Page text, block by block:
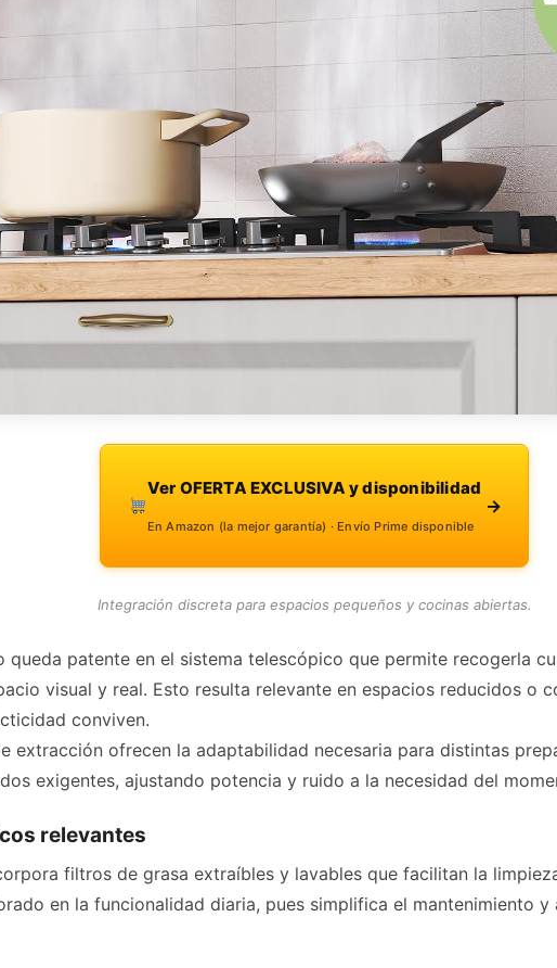
Ver OFERTA EXCLUSIVA y disponibilidad
En Amazon (la mejor garantía) · Envío Prime disponible
→
Integración discreta para espacios pequeños y cocinas abiertas.
queda patente en el sistema telescópico que permite recogerla
visual y real. Esto resulta relevante en espacios reducidos o
conviven.
extracción ofrecen la adaptabilidad necesaria para distintas
exigentes, ajustando potencia y ruido a la necesidad del
relevantes
filtros de grasa extraíbles y lavables que facilitan la
en la funcionalidad diaria, pues simplifica el mantenimiento